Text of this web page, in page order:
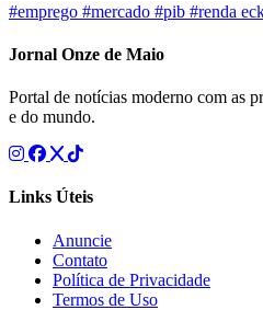
#emprego #mercado #pib #renda
Jornal Onze de Maio
Portal de notícias moderno com as
e do mundo.
Links Úteis
Anuncie
Contato
Política de Privacidade
Termos de Uso